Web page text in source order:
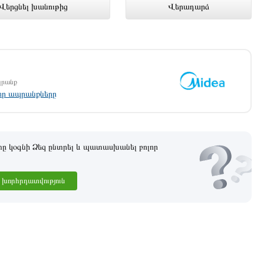
խանութից Վերադարձ
խանութում լավագույն գնով 86
ապրանքները
կօգնի Ձեզ ընտրել և պատասխանել բոլոր